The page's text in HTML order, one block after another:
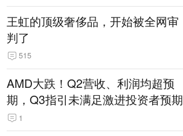
王虹的顶级奢侈品，开始被全网审
判了
515
AMD大跌！Q2营收、利润均超预
期，Q3指引未满足激进投资者预期
1